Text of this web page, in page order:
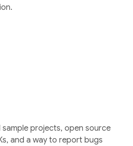
sample projects, open source
and a way to report bugs